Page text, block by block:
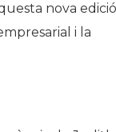
nova
i la